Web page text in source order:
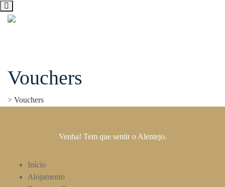
Skip
content
Vouchers
> Vouchers
Venha! Tem que sentir o Alentejo.
Início
Alojamento